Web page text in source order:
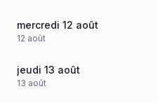
mercredi 12 août
12 août
jeudi 13 août
13 août